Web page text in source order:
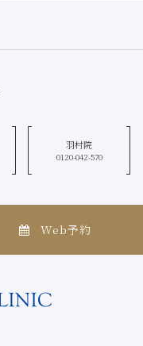
Web予約
羽村院
0120-042-570